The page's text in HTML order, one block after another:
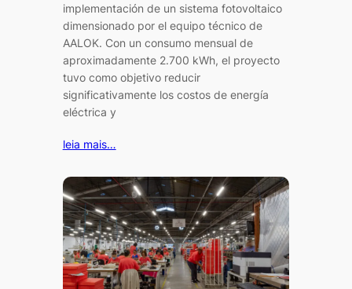
implementación de un sistema fotovoltaico
dimensionado por el equipo técnico de
AALOK. Con un consumo mensual de
aproximadamente 2.700 kWh, el proyecto
tuvo como objetivo reducir
significativamente los costos de energía
eléctrica y
leia mais…